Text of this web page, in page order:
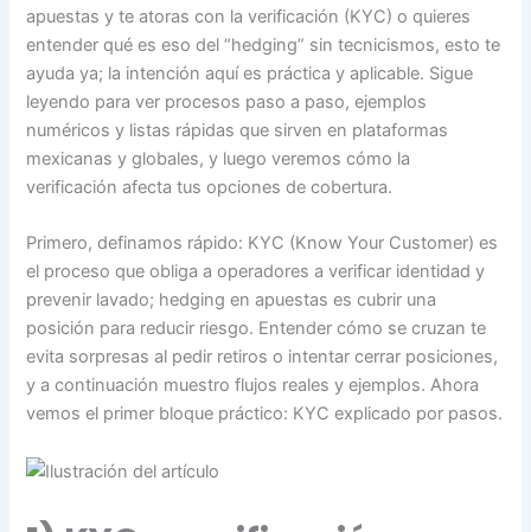
apuestas y te atoras con la verificación (KYC) o quieres
entender qué es eso del “hedging” sin tecnicismos, esto te
ayuda ya; la intención aquí es práctica y aplicable. Sigue
leyendo para ver procesos paso a paso, ejemplos
numéricos y listas rápidas que sirven en plataformas
mexicanas y globales, y luego veremos cómo la
verificación afecta tus opciones de cobertura.
Primero, definamos rápido: KYC (Know Your Customer) es
el proceso que obliga a operadores a verificar identidad y
prevenir lavado; hedging en apuestas es cubrir una
posición para reducir riesgo. Entender cómo se cruzan te
evita sorpresas al pedir retiros o intentar cerrar posiciones,
y a continuación muestro flujos reales y ejemplos. Ahora
vemos el primer bloque práctico: KYC explicado por pasos.